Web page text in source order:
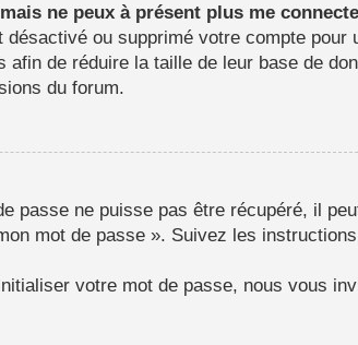
ne peux à présent plus me
désactivé ou supprimé votre compte
afin de réduire la taille de leur base de
du forum.
passe ne puisse pas être récupéré, il
mot de passe ». Suivez les
votre mot de passe, nous vous